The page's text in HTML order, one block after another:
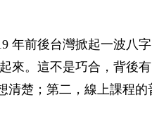
年前後台灣掀起一波八字
來。這不是巧合，背後
清楚；第二，線上課程的